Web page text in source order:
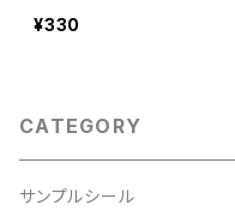
セパ
¥330
CATEGORY
サンプルシール